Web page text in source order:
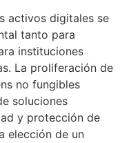
activos digitales se
tanto para
instituciones
La proliferación de
no fungibles
soluciones
y protección de
elección de un